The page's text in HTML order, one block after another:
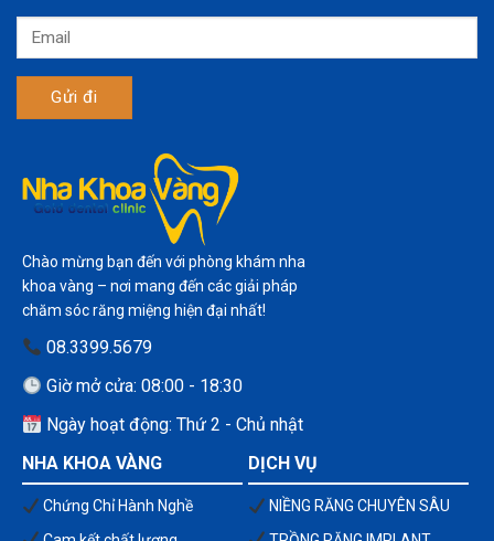
Chào mừng bạn đến với phòng khám nha
khoa vàng – nơi mang đến các giải pháp
chăm sóc răng miệng hiện đại nhất!
08.3399.5679
Giờ mở cửa: 08:00 - 18:30
Ngày hoạt động: Thứ 2 - Chủ nhật
NHA KHOA VÀNG
Chứng Chỉ Hành Nghề
DỊCH VỤ
NIỀNG RĂNG CHUYÊN SÂU